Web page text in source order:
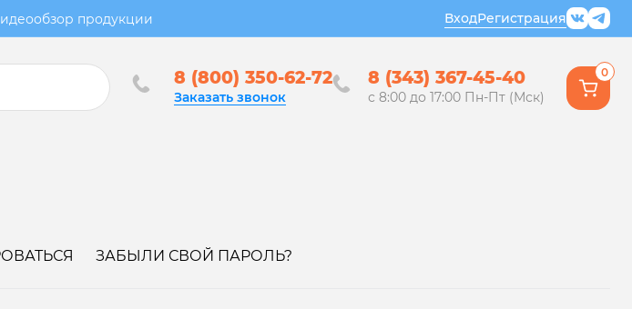
продукции ВходРегистрация
8 (800) 350-62-72
Заказать звонок
8 (343) 367-45-40
с 8:00 до 17:00 Пн-Пт (Мск)
0
ЗАБЫЛИ СВОЙ ПАРОЛЬ?